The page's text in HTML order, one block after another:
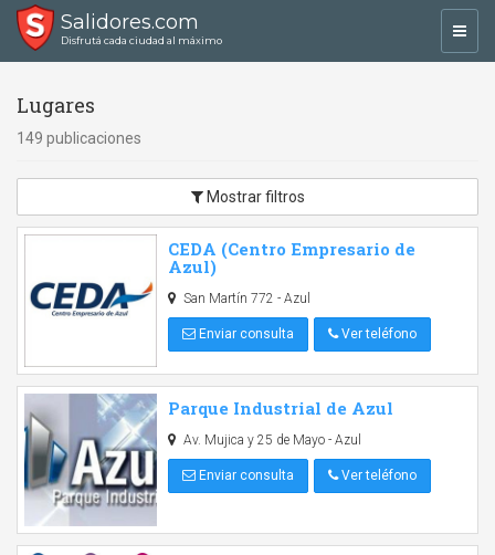
Salidores.com
Disfrutá cada ciudad al máximo
Lugares
149 publicaciones
Mostrar filtros
CEDA (Centro Empresario de
Azul)
San Martín 772 - Azul
Enviar consulta Ver teléfono
Parque Industrial de Azul
Av. Mujica y 25 de Mayo - Azul
Enviar consulta Ver teléfono